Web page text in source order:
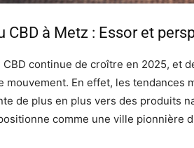
CBD à Metz : Essor et
CBD continue de croître en 2025, et
mouvement. En effet, les tendances
de plus en plus vers des produits
comme une ville pionnière